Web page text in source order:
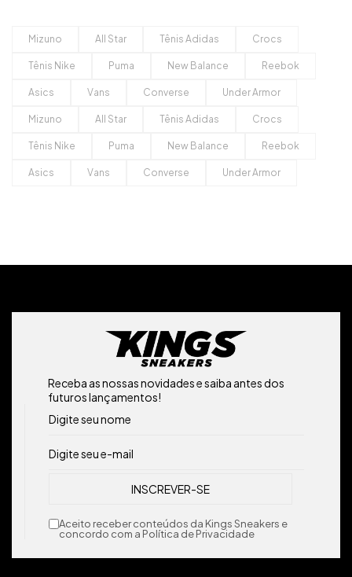
Mizuno All Star Tênis Adidas Crocs
Tênis Nike Puma New Balance Reebok
Asics Vans Converse Under Armor
Mizuno All Star Tênis Adidas Crocs
Tênis Nike Puma New Balance Reebok
Asics Vans Converse Under Armor
Receba as nossas novidades e saiba antes dos
futuros lançamentos!
Aceito receber conteúdos da Kings Sneakers e
concordo com a Política de Privacidade